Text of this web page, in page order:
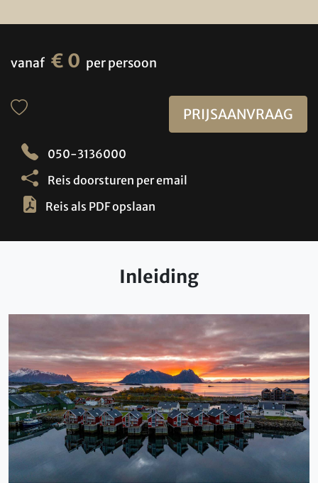
vanaf € 0 per persoon
PRIJSAANVRAAG
050-3136000
Reis doorsturen per email
Reis als PDF opslaan
Inleiding